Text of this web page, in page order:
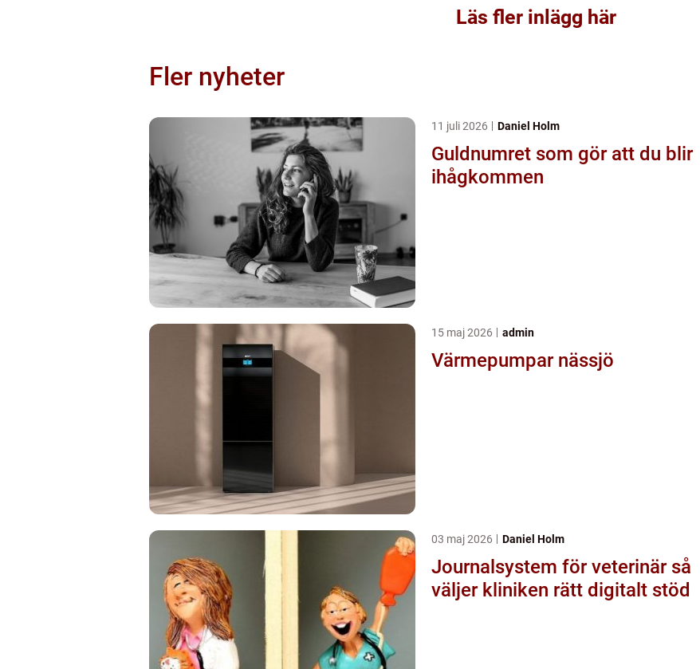
Läs fler inlägg här
Fler nyheter
11 juli 2026 Daniel Holm
Guldnumret som gör att du blir
ihågkommen
15 maj 2026 admin
Värmepumpar nässjö
03 maj 2026 Daniel Holm
Journalsystem för veterinär så
väljer kliniken rätt digitalt stöd